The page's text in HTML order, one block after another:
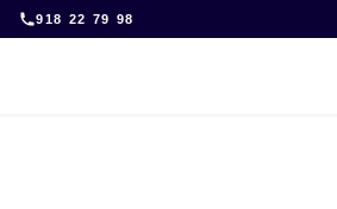
Skip
to
918 22 79 98